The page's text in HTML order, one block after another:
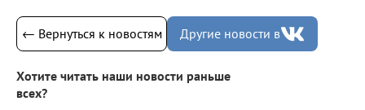
← Вернуться к новостям Другие новости в
Хотите читать наши новости раньше
всех?